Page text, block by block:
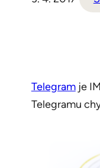
Telegramje
Telegramu